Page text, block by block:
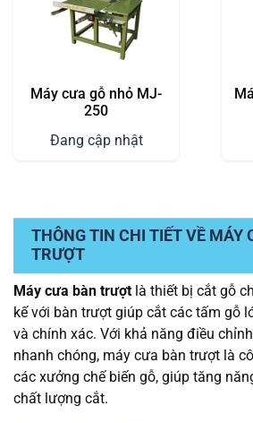
Máy cưa gỗ nhỏ MJ-
250
Đang cập nhật
THÔNG TIN CHI TIẾT VỀ MÁY
TRƯỢT
Máy cưa bàn trượtlà thiết bị cắt gỗ
kế với bàn trượt giúp cắt các tấm gỗ
và chính xác. Với khả năng điều
nhanh chóng, máy cưa bàn trượt là
các xưởng chế biến gỗ, giúp tăng
chất lượng cắt.